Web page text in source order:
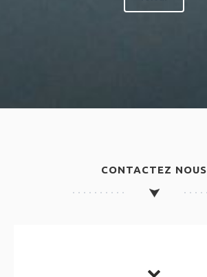
CONTACTEZ NOUS